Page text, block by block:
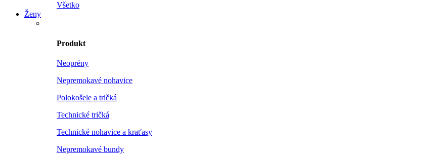
Všetko
Ženy
Produkt
Neoprény
Nepremokavé nohavice
Polokošele a tričká
Technické tričká
Technické nohavice a kraťasy
Nepremokavé bundy